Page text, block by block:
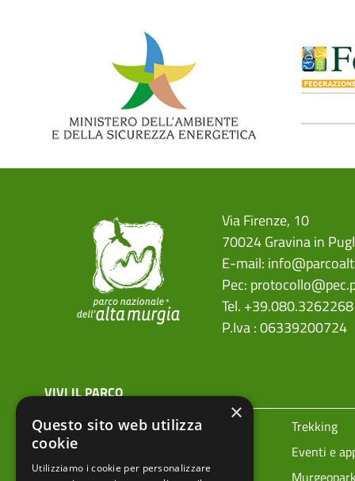
Via Firenze, 10
70024 Gravina in
E-mail:
Pec:
Tel. +39.080.3262268
P.Iva : 06339200724
menu top footer
VIVI IL PARCO
Prenota la tua visita
Trekking
Ciclovie
Eventi e
Vivere i parchi in sicurezza
×
Questo sito web utilizza
cookie
Utilizziamo i cookie per personalizzare